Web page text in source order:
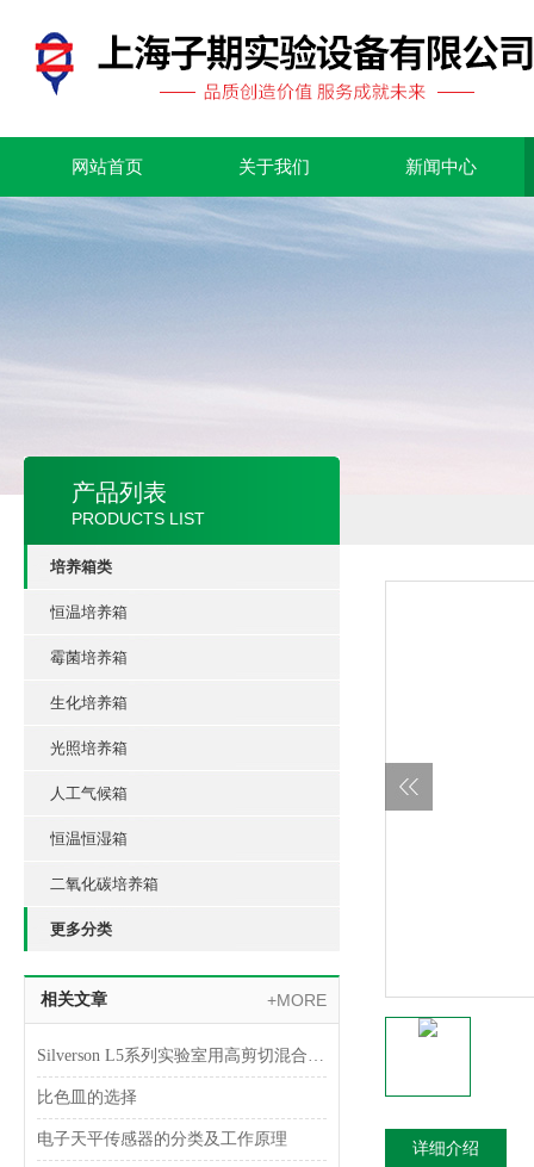
网站首页 关于我们 新闻中心
产品列表
PRODUCTS LIST
培养箱类
恒温培养箱
霉菌培养箱
生化培养箱
光照培养箱
人工气候箱
恒温恒湿箱
二氧化碳培养箱
更多分类
相关文章 +MORE
Silverson L5系列实验室用高剪切混合乳化器
比色皿的选择
电子天平传感器的分类及工作原理
详细介绍